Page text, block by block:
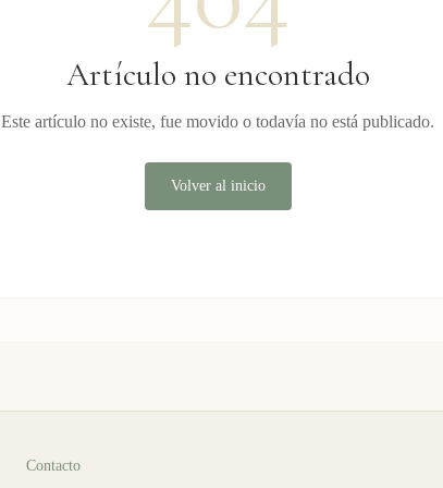
Artículo no encontrado
Este artículo no existe, fue movido o todavía no está publicado.
Volver al inicio
Contacto